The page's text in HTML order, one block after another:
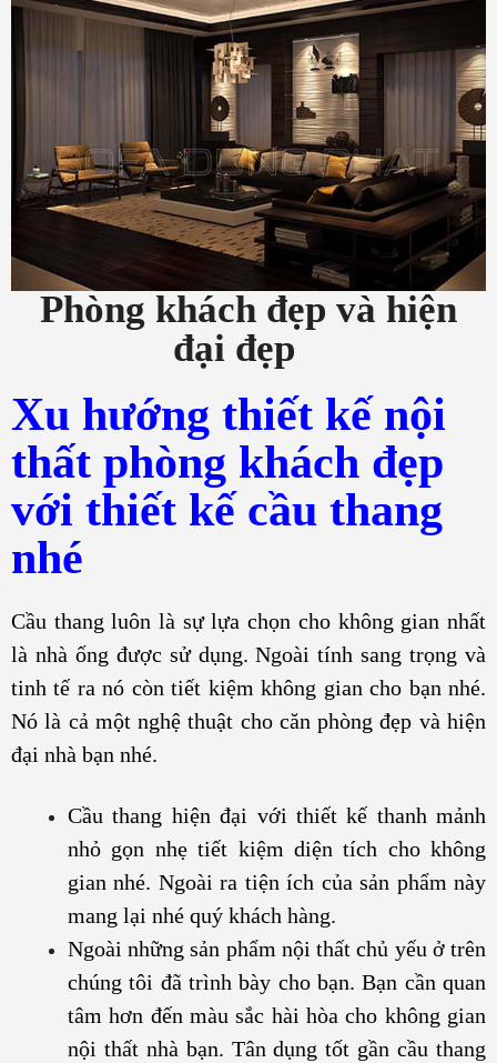
Phòng khách đẹp và hiện
đại đẹp
Xu hướng thiết kế nội
thất phòng khách đẹp
với thiết kế cầu thang
nhé
Cầu thang luôn là sự lựa chọn cho không gian nhất
là nhà ống được sử dụng. Ngoài tính sang trọng và
tinh tế ra nó còn tiết kiệm không gian cho bạn nhé.
Nó là cả một nghệ thuật cho căn phòng đẹp và hiện
đại nhà bạn nhé.
Cầu thang hiện đại với thiết kế thanh mảnh
nhỏ gọn nhẹ tiết kiệm diện tích cho không
gian nhé. Ngoài ra tiện ích của sản phẩm này
mang lại nhé quý khách hàng.
Ngoài những sản phẩm nội thất chủ yếu ở trên
chúng tôi đã trình bày cho bạn. Bạn cần quan
tâm hơn đến màu sắc hài hòa cho không gian
nội thất nhà bạn. Tân dụng tốt gần cầu thang